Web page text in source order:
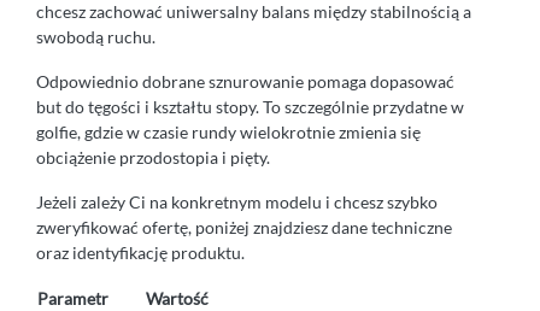
chcesz zachować uniwersalny balans między stabilnością a
swobodą ruchu.
Odpowiednio dobrane sznurowanie pomaga dopasować
but do tęgości i kształtu stopy. To szczególnie przydatne w
golfie, gdzie w czasie rundy wielokrotnie zmienia się
obciążenie przodostopia i pięty.
Jeżeli zależy Ci na konkretnym modelu i chcesz szybko
zweryfikować ofertę, poniżej znajdziesz dane techniczne
oraz identyfikację produktu.
Parametr
Wartość